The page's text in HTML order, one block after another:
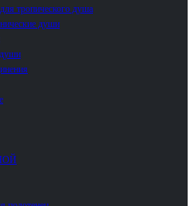
тропического душа
души